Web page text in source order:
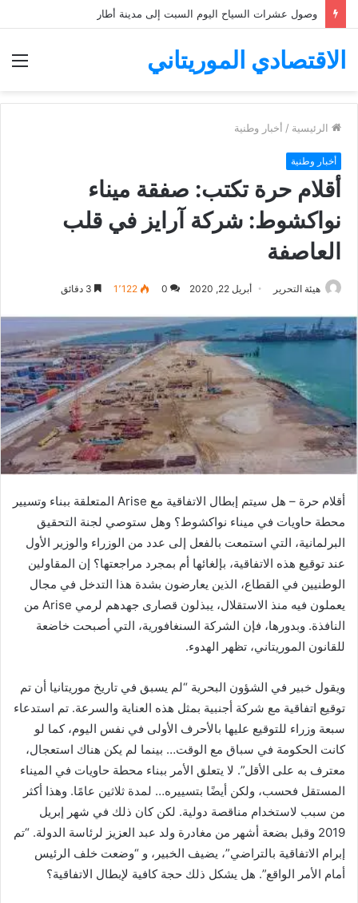
وصول عشرات السياح اليوم السبت إلى مدينة أطار
الاقتصادي الموريتاني
الرئيسية / أخبار وطنية
أخبار وطنية
أقلام حرة تكتب: صفقة ميناء
نواكشوط: شركة آرايز في قلب
العاصفة
هيئة التحرير أبريل 22, 2020 0 1٬122
أقلام حرة – هل سيتم إبطال الاتفاقية مع Arise المتعلقة ببناء وتسيير
محطة حاويات في ميناء نواكشوط؟ وهل ستوصي لجنة التحقيق
البرلمانية، التي استمعت بالفعل إلى عدد من الوزراء والوزير الأول
عند توقيع هذه الاتفاقية، بإلغائها أم بمجرد مراجعتها؟ إن المقاولين
الوطنيين في القطاع، الذين يعارضون بشدة هذا التدخل في مجال
يعملون فيه منذ الاستقلال، يبذلون قصارى جهدهم لرمي Arise من
النافذة. وبدورها، فإن الشركة السنغافورية، التي أصبحت خاضعة
للقانون الموريتاني، تظهر الهدوء.
ويقول خبير في الشؤون البحرية “لم يسبق في تاريخ موريتانيا أن تم
توقيع اتفاقية مع شركة أجنبية بمثل هذه العناية والسرعة. تم استدعاء
سبعة وزراء للتوقيع عليها بالأحرف الأولى في نفس اليوم، كما لو
كانت الحكومة في سباق مع الوقت… بينما لم يكن هناك استعجال،
معترف به على الأقل”. لا يتعلق الأمر ببناء محطة حاويات في الميناء
المستقل فحسب، ولكن أيضًا بتسييره… لمدة ثلاثين عامًا. وهذا أكثر
من سبب لاستخدام مناقصة دولية. لكن كان ذلك في شهر إبريل
2019 وقبل بضعة أشهر من مغادرة ولد عبد العزيز لرئاسة الدولة. “تم
إبرام الاتفاقية بالتراضي”، يضيف الخبير، و “وضعت خلف الرئيس
أمام الأمر الواقع”. هل يشكل ذلك حجة كافية لإبطال الاتفاقية؟